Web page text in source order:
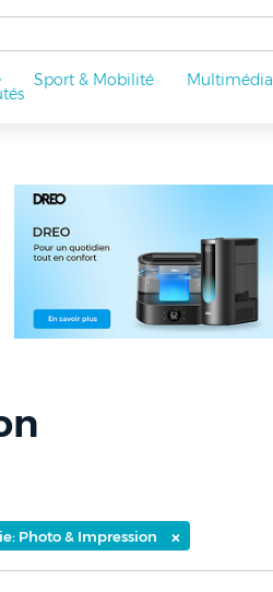
Sport & Mobilité Multimédia
Photo & Impression ×